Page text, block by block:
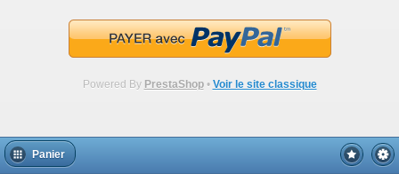
Powered By PrestaShop• Voir le site classique
Panier